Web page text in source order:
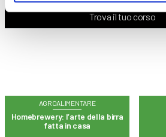
Trova il tuo corso
AGROALIMENTARE
Homebrewery: l’arte della birra
fatta in casa